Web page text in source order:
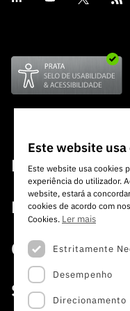
Financiamento
Programas de
Internacional
Prémios
Media
Notas de Imprensa
Subscrever Newsletter
Subscrever Direct Mail
Concursos
Concursos Abertos
Concursos Previstos
Serviços
Este website usa
Este website usa cookies
experiência do utilizador.
website, estará a
cookies de acordo com
Cookies. Ler mais
Estritamente
Desempenho
Direcionamento